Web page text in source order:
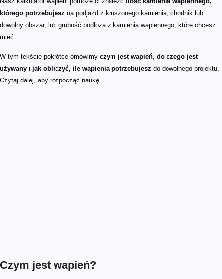
którego potrzebujesz na podjazd z kruszonego kamienia, chodnik lub
dowolny obszar, lub grubość podłoża z kamienia wapiennego, które chcesz
mieć.
W tym tekście pokrótce omówimy czym jest wapień, do czego jest
używany i jak obliczyć, ile wapienia potrzebujesz do dowolnego projektu.
Czytaj dalej, aby rozpocząć naukę.
Czym jest wapień?